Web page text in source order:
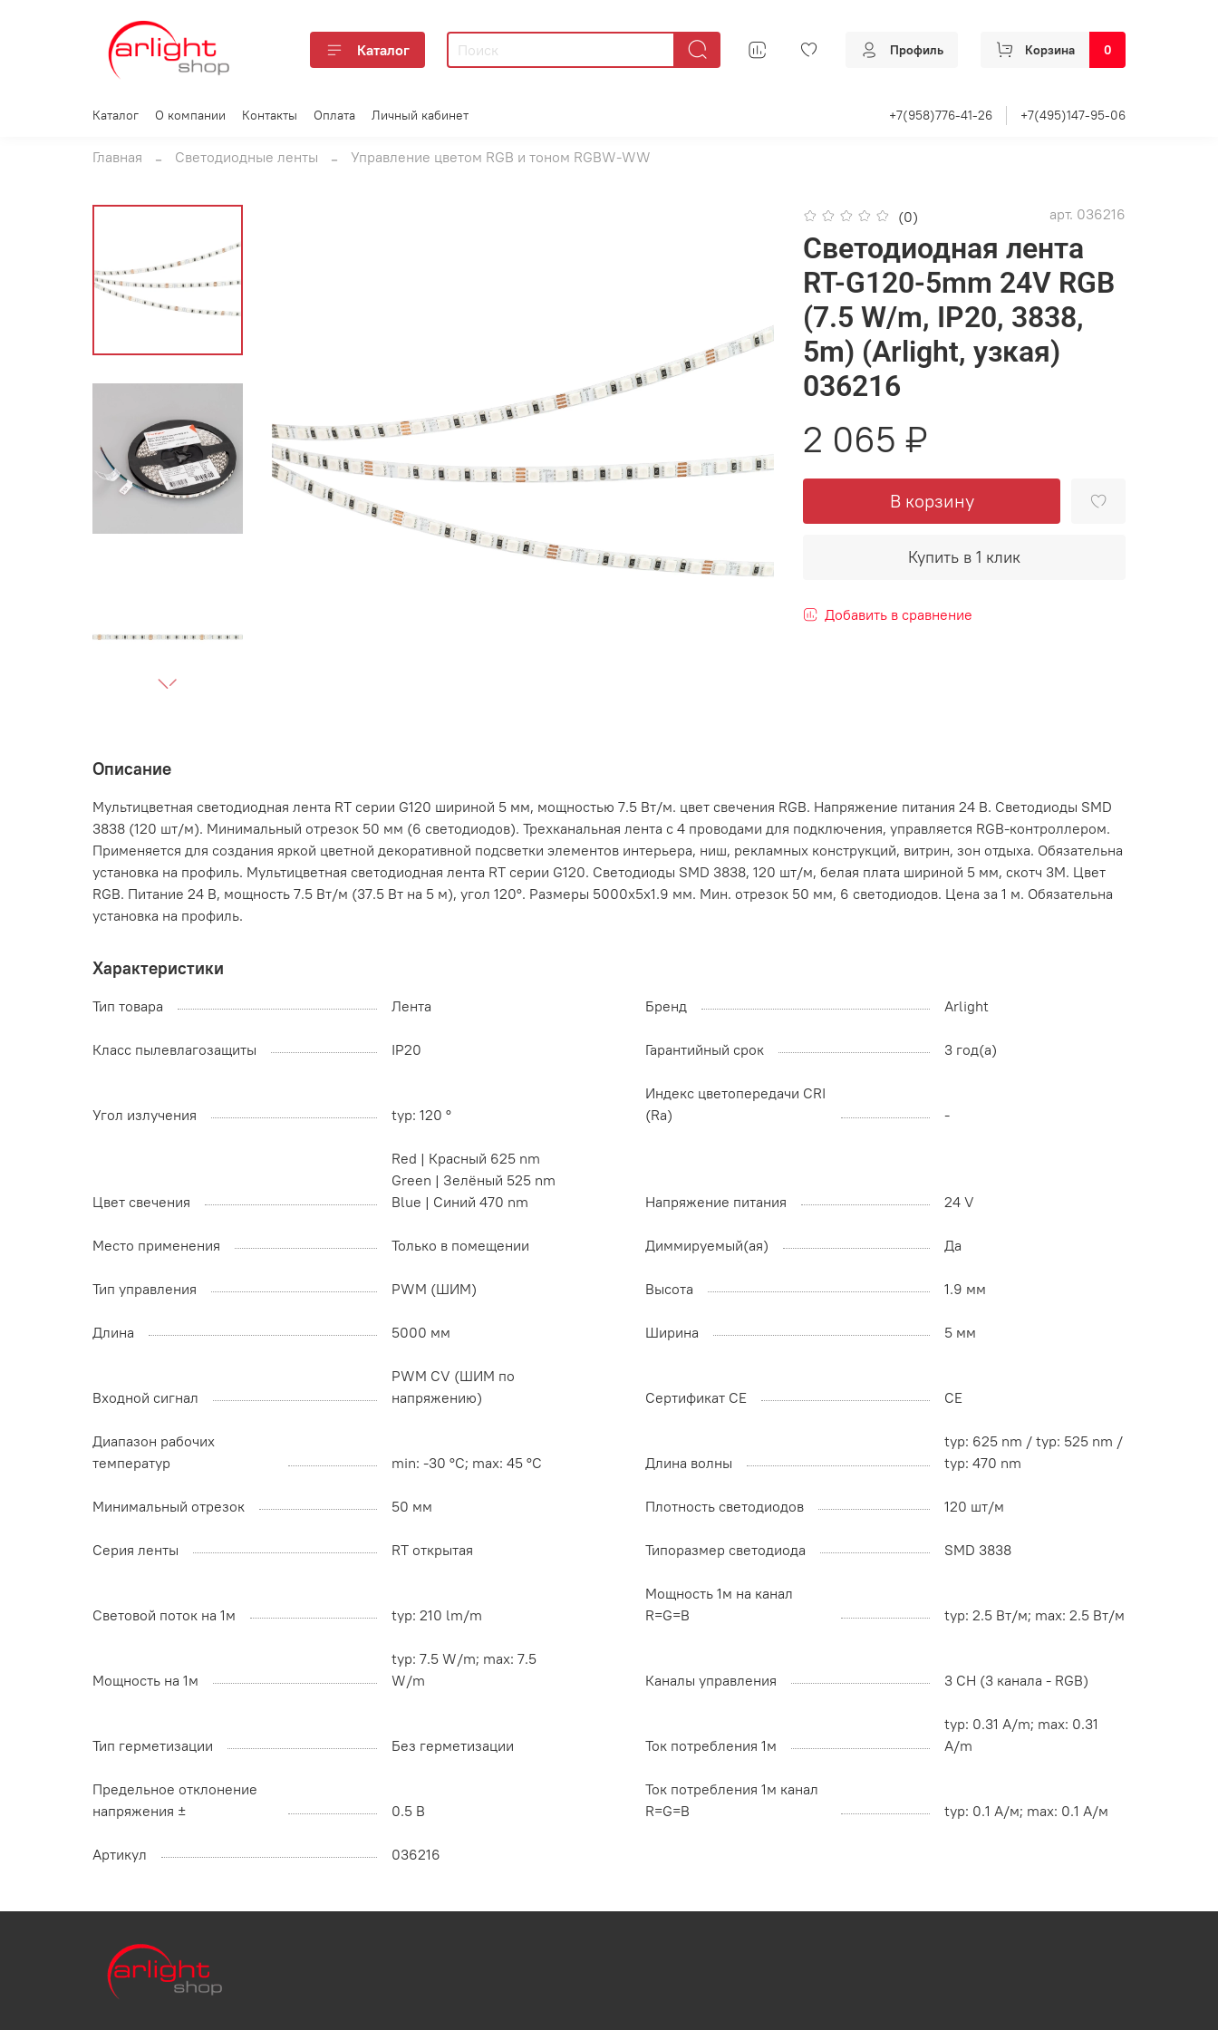
Каталог Профиль Корзина 0
Каталог О компании Контакты Оплата Личный кабинет +7(958)776-41-26 +7(495)147-95-06
Главная Светодиодные ленты Управление цветом RGB и тоном RGBW-WW
(0) арт. 036216
Светодиодная лента
RT-G120-5mm 24V RGB
(7.5 W/m, IP20, 3838,
5m) (Arlight, узкая)
036216
2 065 ₽
В корзину
Купить в 1 клик
Добавить в сравнение
Описание
Мультицветная светодиодная лента RT серии G120 шириной 5 мм, мощностью 7.5 Вт/м. цвет свечения RGB. Напряжение питания 24 В. Светодиоды SMD
3838 (120 шт/м). Минимальный отрезок 50 мм (6 светодиодов). Трехканальная лента с 4 проводами для подключения, управляется RGB-контроллером.
Применяется для создания яркой цветной декоративной подсветки элементов интерьера, ниш, рекламных конструкций, витрин, зон отдыха. Обязательна
установка на профиль. Мультицветная светодиодная лента RT серии G120. Светодиоды SMD 3838, 120 шт/м, белая плата шириной 5 мм, скотч 3M. Цвет
RGB. Питание 24 В, мощность 7.5 Вт/м (37.5 Вт на 5 м), угол 120°. Размеры 5000x5x1.9 мм. Мин. отрезок 50 мм, 6 светодиодов. Цена за 1 м. Обязательна
установка на профиль.
Характеристики
Тип товара Лента Бренд Arlight
Класс пылевлагозащиты IP20 Гарантийный срок 3 год(а)
Угол излучения typ: 120 °
Индекс цветопередачи CRI
(Ra)
-
Цвет свечения
Red | Красный 625 nm
Green | Зелёный 525 nm
Blue | Синий 470 nm
Напряжение питания 24 V
Место применения Только в помещении Диммируемый(ая) Да
Тип управления PWM (ШИМ) Высота 1.9 мм
Длина 5000 мм Ширина 5 мм
Входной сигнал
PWM СV (ШИМ по
напряжению)
Сертификат CE CE
Диапазон рабочих
температур
min: -30 °C; max: 45 °C Длина волны
typ: 625 nm / typ: 525 nm /
typ: 470 nm
Минимальный отрезок 50 мм Плотность светодиодов 120 шт/м
Серия ленты RT открытая Типоразмер светодиода SMD 3838
Световой поток на 1м typ: 210 lm/m
Мощность 1м на канал
R=G=B
typ: 2.5 Вт/м; max: 2.5 Вт/м
Мощность на 1м
typ: 7.5 W/m; max: 7.5
W/m
Каналы управления 3 CH (3 канала - RGB)
Тип герметизации Без герметизации Ток потребления 1м
typ: 0.31 A/m; max: 0.31
A/m
Предельное отклонение
напряжения ±
0.5 В
Ток потребления 1м канал
R=G=B
typ: 0.1 А/м; max: 0.1 А/м
Артикул 036216